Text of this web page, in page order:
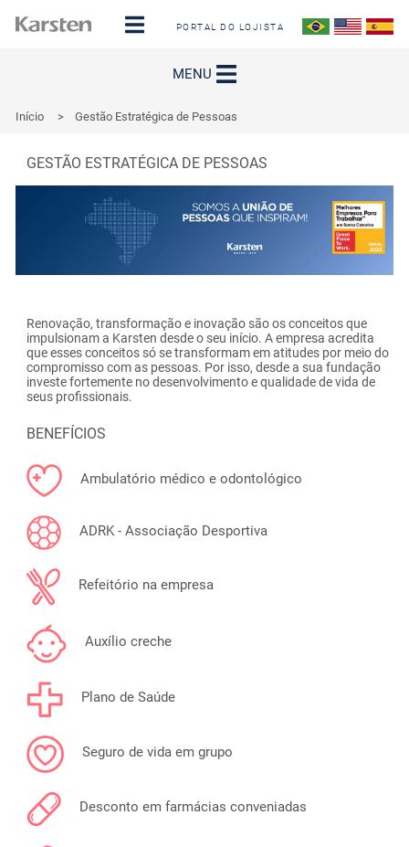
PORTAL DO LOJISTA
MENU
Início > Gestão Estratégica de Pessoas
GESTÃO ESTRATÉGICA DE PESSOAS
Renovação, transformação e inovação são os conceitos que
impulsionam a Karsten desde o seu início. A empresa acredita
que esses conceitos só se transformam em atitudes por meio do
compromisso com as pessoas. Por isso, desde a sua fundação
investe fortemente no desenvolvimento e qualidade de vida de
seus profissionais.
BENEFÍCIOS
Ambulatório médico e odontológico
ADRK - Associação Desportiva
Refeitório na empresa
Auxílio creche
Plano de Saúde
Seguro de vida em grupo
Desconto em farmácias conveniadas